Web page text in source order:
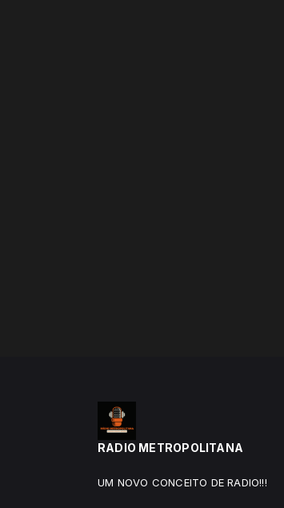
RADIO METROPOLITANA
UM NOVO CONCEITO DE RADIO!!!